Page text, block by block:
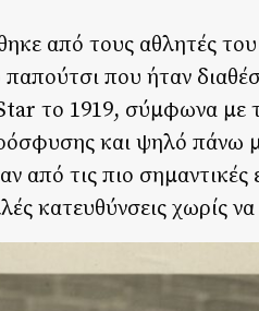
από τους αθλητές
που ήταν
το 1919, σύμφωνα με
και ψηλό πάνω
από τις πιο
κατευθύνσεις χωρίς